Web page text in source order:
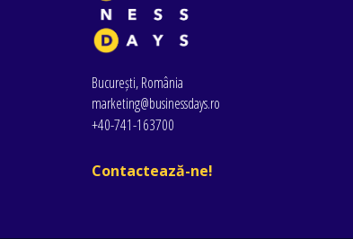
București, România
marketing@businessdays.ro
+40-741-163700
Contactează-ne!